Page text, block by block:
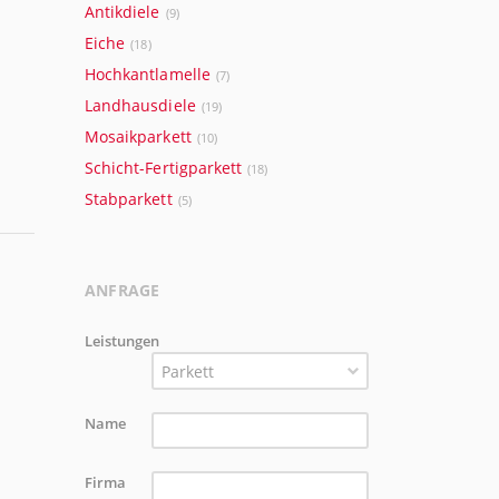
Antikdiele (9)
Eiche (18)
Hochkantlamelle (7)
Landhausdiele (19)
Mosaikparkett (10)
Schicht-Fertigparkett (18)
Stabparkett (5)
ANFRAGE
Leistungen
Parkett
Name
Firma